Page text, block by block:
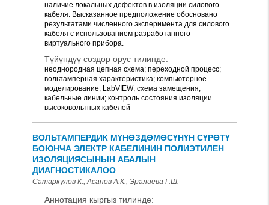
наличие локальных дефектов в изоляции силового
кабеля. Высказанное предположение обосновано
результатами численного эксперимента для силового
кабеля с использованием разработанного
виртуального прибора.
Түйүндүү сөздөр орус тилинде:
неоднородная цепная схема; переходной процесс;
вольтамперная характеристика; компьютерное
моделирование; LabVIEW; схема замещения;
кабельные линии; контроль состояния изоляции
высоковольтных кабелей
ВОЛЬТАМПЕРДИК МҮНӨЗДӨМӨСҮНҮН СҮРӨТҮ
БОЮНЧА ЭЛЕКТР КАБЕЛИНИН ПОЛИЭТИЛЕН
ИЗОЛЯЦИЯСЫНЫН АБАЛЫН
ДИАГНОСТИКАЛОО
Сатаркулов К., Асанов А.К., Эралиева Г.Ш.
Аннотация кыргыз тилинде: